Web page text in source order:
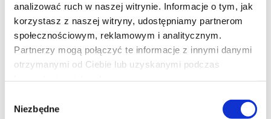
analizować ruch w naszej witrynie. Informacje o tym, jak
korzystasz z naszej witryny, udostępniamy partnerom
społecznościowym, reklamowym i analitycznym.
Partnerzy mogą połączyć te informacje z innymi danymi
otrzymanymi od Ciebie lub uzyskanymi podczas
zgody
Niezbędne
MIŚ BAMSE I SEKRET MORZA